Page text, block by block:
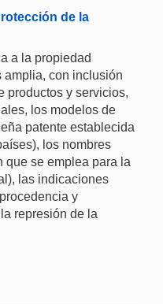
de la
a la propiedad
amplia, con inclusión
productos y servicios,
los modelos de
patente establecida
los nombres
que se emplea para la
las indicaciones
y
represión de la